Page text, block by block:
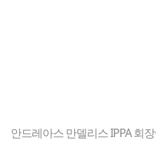
안드레아스 만델리스 IPPA 회